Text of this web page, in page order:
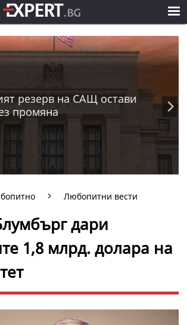
резерв на САЩ остави
промяна
Любопитни вести
дари
1,8 млрд. долара на